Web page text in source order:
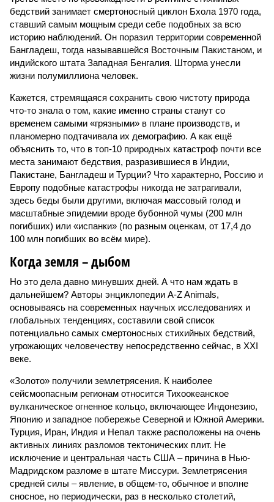
бедствий занимает смертоносный циклон Бхола 1970 года,
ставший самым мощным среди себе подобных за всю
историю наблюдений. Он поразил территории современной
Бангладеш, тогда называвшейся Восточным Пакистаном, и
индийского штата Западная Бенгалия. Шторма унесли
жизни полумиллиона человек.
Кажется, стремящаяся сохранить свою чистоту природа
что-то знала о том, какие именно страны станут со
временем самыми «грязными» в плане производств, и
планомерно подтачивала их демографию. А как ещё
объяснить то, что в топ-10 природных катастроф почти все
места занимают бедствия, разразившиеся в Индии,
Пакистане, Бангладеш и Турции? Что характерно, Россию и
Европу подобные катастрофы никогда не затрагивали,
здесь беды были другими, включая массовый голод и
масштабные эпидемии вроде бубонной чумы (200 млн
погибших) или «испанки» (по разным оценкам, от 17,4 до
100 млн погибших во всём мире).
Когда земля – дыбом
Но это дела давно минувших дней. А что нам ждать в
дальнейшем? Авторы энциклопедии A-Z Animals,
основываясь на современных научных исследованиях и
глобальных тенденциях, составили свой список
потенциально самых смертоносных стихийных бедствий,
угрожающих человечеству непосредственно сейчас, в XXI
веке.
«Золото» получили землетрясения. К наиболее
сейсмоопасным регионам относится Тихоокеанское
вулканическое огненное кольцо, включающее Индонезию,
Японию и западное побережье Северной и Южной Америки.
Турция, Иран, Индия и Непал также расположены на очень
активных линиях разломов тектонических плит. Не
исключение и центральная часть США – причина в Нью-
Мадридском разломе в штате Миссури. Землетрясения
средней силы – явление, в общем-то, обычное и вполне
сносное, но периодически, раз в несколько столетий,